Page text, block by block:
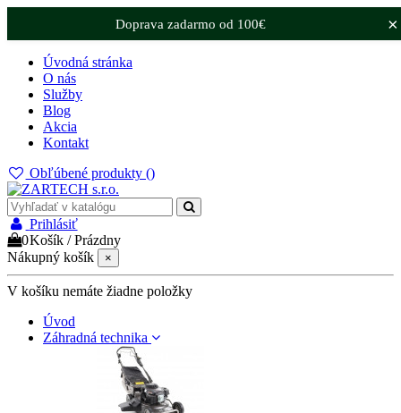
×
Doprava zadarmo od 100€
Úvodná stránka
O nás
Služby
Blog
Akcia
Kontakt
Obľúbené produkty ()
Prihlásiť
0Košík /Prázdny
Nákupný košík
×
V košíku nemáte žiadne položky
Úvod
Záhradná technika